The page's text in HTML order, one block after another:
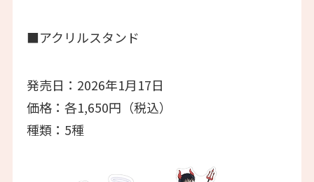
■アクリルスタンド
発売日：2026年1月17日
価格：各1,650円（税込）
種類：5種